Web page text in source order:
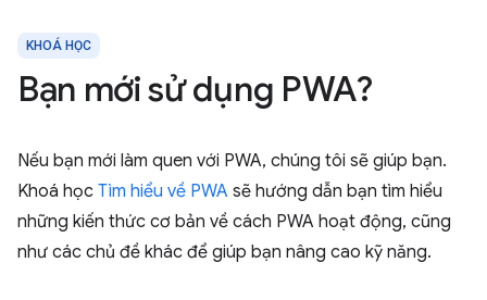
KHOÁ HỌC
Bạn mới sử dụng PWA?
Nếu bạn mới làm quen với PWA, chúng tôi sẽ giúp bạn.
Khoá học Tìm hiểu về PWA sẽ hướng dẫn bạn tìm hiểu
những kiến thức cơ bản về cách PWA hoạt động, cũng
như các chủ đề khác để giúp bạn nâng cao kỹ năng.